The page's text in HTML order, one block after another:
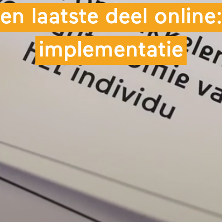
laatste deel
implementatie